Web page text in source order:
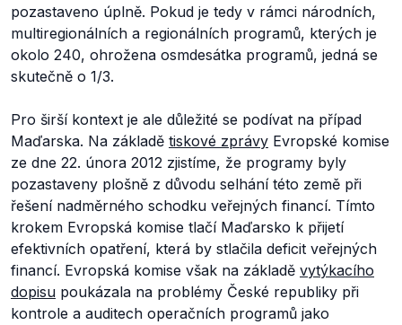
pozastaveno úplně. Pokud je tedy v rámci národních,
multiregionálních a regionálních programů, kterých je
okolo 240, ohrožena osmdesátka programů, jedná se
skutečně o 1/3.
Pro širší kontext je ale důležité se podívat na případ
Maďarska. Na základě tiskové zprávy Evropské komise
ze dne 22. února 2012 zjistíme, že programy byly
pozastaveny plošně z důvodu selhání této země při
řešení nadměrného schodku veřejných financí. Tímto
krokem Evropská komise tlačí Maďarsko k přijetí
efektivních opatření, která by stlačila deficit veřejných
financí. Evropská komise však na základě vytýkacího
dopisu poukázala na problémy České republiky při
kontrole a auditech operačních programů jako